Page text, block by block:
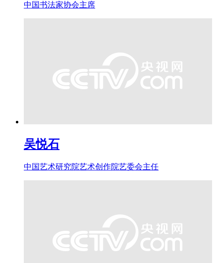
中国书法家协会主席
吴悦石
中国艺术研究院艺术创作院艺委会主任